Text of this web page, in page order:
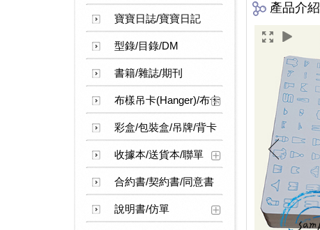
寶寶日誌/寶寶日記
型錄/目錄/DM
書籍/雜誌/期刊
布樣吊卡(Hanger)/布卡
彩盒/包裝盒/吊牌/背卡
收據本/送貨本/聯單
合約書/契約書/同意書
說明書/仿單
產品介紹